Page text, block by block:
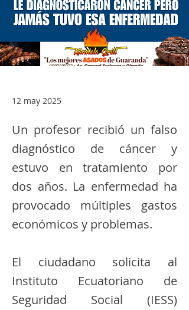
12 may 2025
Un profesor recibió un falso
diagnóstico de cáncer y
estuvo en tratamiento por
dos años. La enfermedad ha
provocado múltiples gastos
económicos y problemas.
El ciudadano solicita al
Instituto Ecuatoriano de
Seguridad Social (IESS)